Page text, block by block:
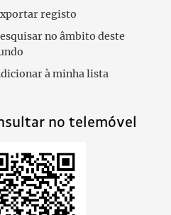
registo
no âmbito deste
à minha lista
no telemóvel